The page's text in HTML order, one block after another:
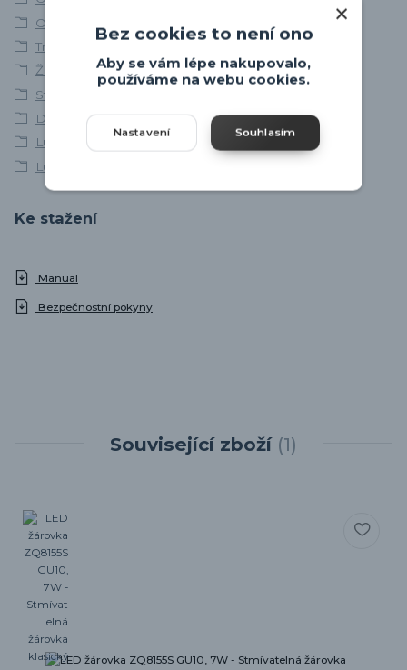
Osvětlení ložnice
Trio Leuchten
Žárovková stropní svítidla
Stropní bodová svítidla
Dřevěné lustry
Lustry do obýváku
Lustry do ložnice
Ke stažení
Manual
Bezpečnostní pokyny
Související zboží 1
Bez cookies to není ono
Aby se vám lépe nakupovalo,
používáme na webu cookies.
Nastavení Souhlasím